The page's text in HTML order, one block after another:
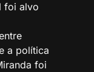
foi alvo
a política
foi